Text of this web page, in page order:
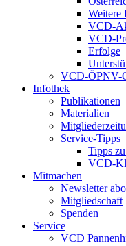
Weitere
VCD-
VCD-
Erfolge
VCD-ÖPNV-
Infothek
Publikationen
Materialien
Service-Tipps
Tipps
VCD-
Mitmachen
Newsletter
Mitgliedschaft
Spenden
Service
VCD